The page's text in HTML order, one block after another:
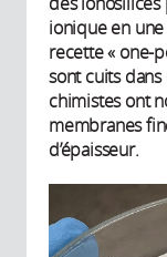
ionique en une
recette « one-
sont cuits
chimistes ont
membranes
d’épaisseur.